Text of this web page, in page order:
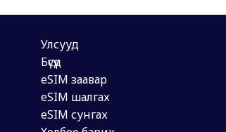
Улсууд
Бүсүүд
eSIM заавар
eSIM шалгах
eSIM сунгах